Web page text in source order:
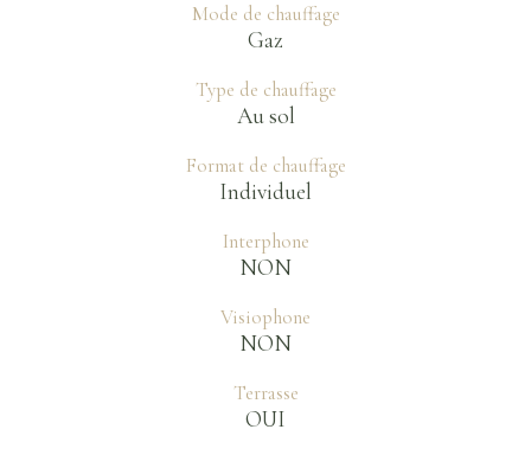
Mode de chauffage
Gaz
Type de chauffage
Au sol
Format de chauffage
Individuel
Interphone
NON
Visiophone
NON
Terrasse
OUI